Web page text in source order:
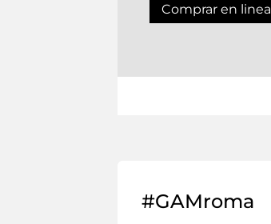
Comprar en linea
#GAMroma